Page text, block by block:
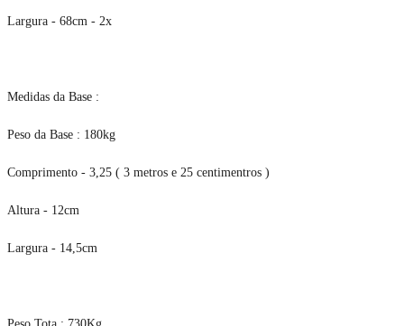
Largura - 68cm - 2x
Medidas da Base :
Peso da Base : 180kg
Comprimento - 3,25 ( 3 metros e 25 centimentros )
Altura - 12cm
Largura - 14,5cm
Peso Tota : 730Kg